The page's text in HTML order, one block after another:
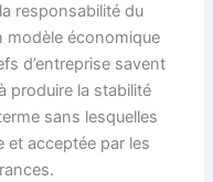
responsabilité du
modèle économique
d’entreprise savent
produire la stabilité
sans lesquelles
et acceptée par les